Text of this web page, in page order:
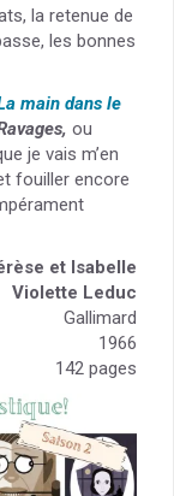
la retenue de
les bonnes
main dans le
ou
je vais m’en
fouiller encore
et Isabelle
Violette Leduc
Gallimard
1966
142 pages